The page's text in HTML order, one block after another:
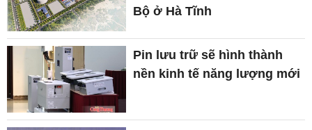
Bộ ở Hà Tĩnh
Pin lưu trữ sẽ hình thành
nền kinh tế năng lượng mới